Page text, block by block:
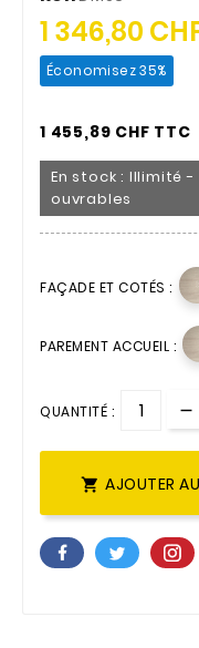
1 346,80
Économisez 35%
1 455,89 CHF TTC
En stock : Illimité -
ouvrables
FAÇADE ET COTÉS :
PAREMENT ACCUEIL :
QUANTITÉ :
 AJOUTER